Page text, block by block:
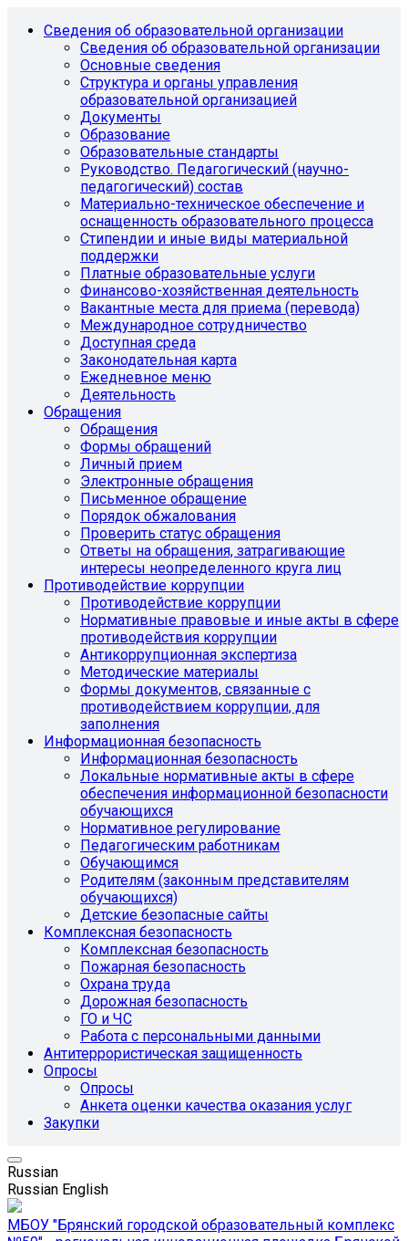
Сведения об образовательной организации
Сведения об образовательной организации
Основные сведения
Структура и органы управления
образовательной организацией
Документы
Образование
Образовательные стандарты
Руководство. Педагогический (научно-
педагогический) состав
Материально-техническое обеспечение и
оснащенность образовательного процесса
Стипендии и иные виды материальной
поддержки
Платные образовательные услуги
Финансово-хозяйственная деятельность
Вакантные места для приема (перевода)
Международное сотрудничество
Доступная среда
Законодательная карта
Ежедневное меню
Деятельность
Обращения
Обращения
Формы обращений
Личный прием
Электронные обращения
Письменное обращение
Порядок обжалования
Проверить статус обращения
Ответы на обращения, затрагивающие
интересы неопределенного круга лиц
Противодействие коррупции
Противодействие коррупции
Нормативные правовые и иные акты в сфере
противодействия коррупции
Антикоррупционная экспертиза
Методические материалы
Формы документов, связанные с
противодействием коррупции, для
заполнения
Информационная безопасность
Информационная безопасность
Локальные нормативные акты в сфере
обеспечения информационной безопасности
обучающихся
Нормативное регулирование
Педагогическим работникам
Обучающимся
Родителям (законным представителям
обучающихся)
Детские безопасные сайты
Комплексная безопасность
Комплексная безопасность
Пожарная безопасность
Охрана труда
Дорожная безопасность
ГО и ЧС
Работа с персональными данными
Антитеррористическая защищенность
Опросы
Опросы
Анкета оценки качества оказания услуг
Закупки
Russian
Russian English
МБОУ "Брянский городской образовательный комплекс